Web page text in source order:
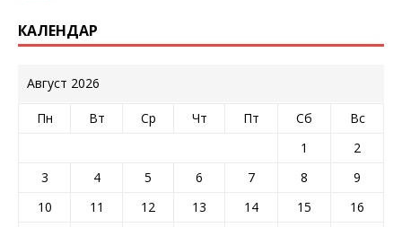
КАЛЕНДАР
Август 2026
Пн Вт Ср Чт Пт Сб
Вс
1
2
3
4 5 6 7 8
9
10
11 12 13 14 15
16